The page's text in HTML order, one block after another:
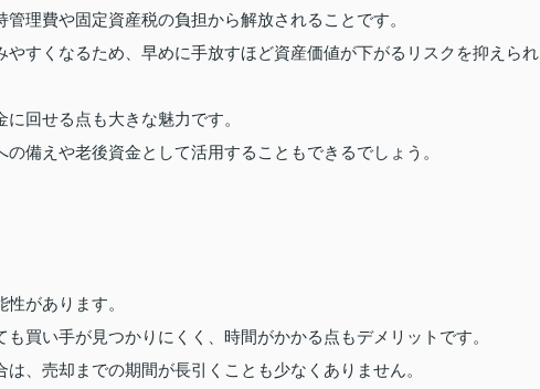
理費や固定資産税の負担から解放されることです。
すくなるため、早めに手放すほど資産価値が下がるリスクを抑えられ
回せる点も大きな魅力です。
備えや老後資金として活用することもできるでしょう。
があります。
買い手が見つかりにくく、時間がかかる点もデメリットです。
、売却までの期間が長引くことも少なくありません。